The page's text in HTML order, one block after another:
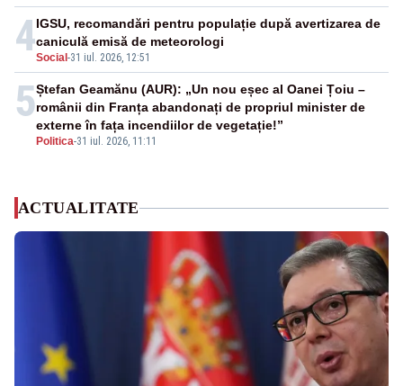
4Social -31 iul. 2026, 12:51
IGSU, recomandări pentru populație după avertizarea de
caniculă emisă de meteorologi
5
Politica-31 iul. 2026, 11:11
Ștefan Geamănu (AUR): „Un nou eșec al Oanei Țoiu –
românii din Franța abandonați de propriul minister de
externe în fața incendiilor de vegetație!”
ACTUALITATE